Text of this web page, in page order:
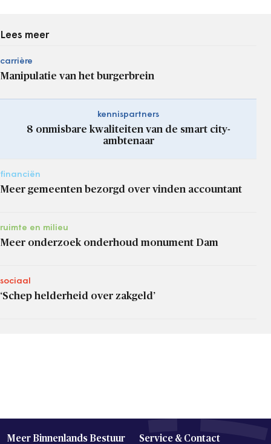
Lees meer
carrière
Manipulatie van het burgerbrein
kennispartners
8 onmisbare kwaliteiten van de smart city-
ambtenaar
financiën
Meer gemeenten bezorgd over vinden accountant
ruimte en milieu
Meer onderzoek onderhoud monument Dam
sociaal
‘Schep helderheid over zakgeld’
Meer Binnenlands Bestuur Service & Contact